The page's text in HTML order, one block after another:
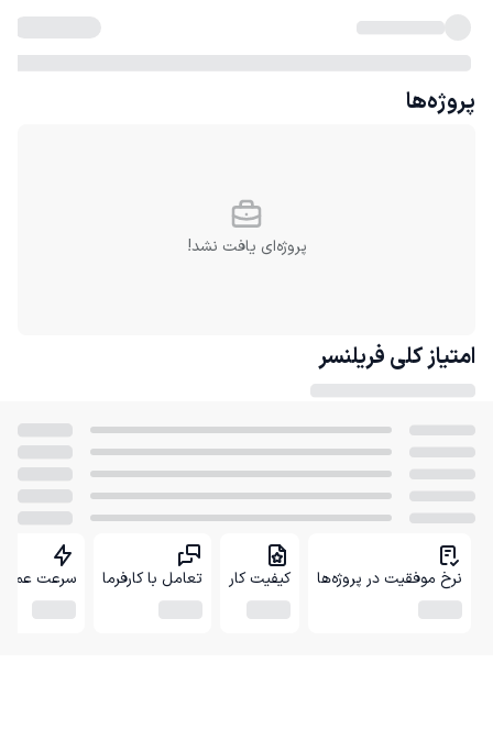
پروژه‌ها
پروژه‌ای یافت نشد!
امتیاز کلی فریلنسر
نرخ موفقیت در پروژه‌ها کیفیت کار تعامل با کارفرما سرعت عمل